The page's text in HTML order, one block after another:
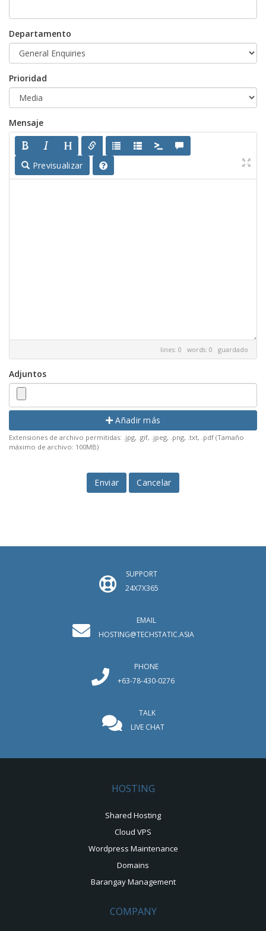
Departamento
Prioridad
Mensaje
Previsualizar
lines: 0 words: 0 guardado
Adjuntos
Añadir más
Extensiones de archivo permitidas: .jpg, .gif, .jpeg, .png, .txt, .pdf (Tamaño
máximo de archivo: 100MB)
Cancelar
SUPPORT
24X7X365
EMAIL
HOSTING@TECHSTATIC.ASIA
PHONE
+63-78-430-0276
TALK
LIVE CHAT
HOSTING
Shared Hosting
Cloud VPS
Wordpress Maintenance
Domains
Barangay Management
COMPANY